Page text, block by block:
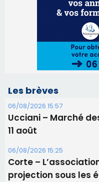
Les brèves
06/08/2026 15:57
Ucciani – Marché
11 août
06/08/2026 15:25
Corte –
projection sous les